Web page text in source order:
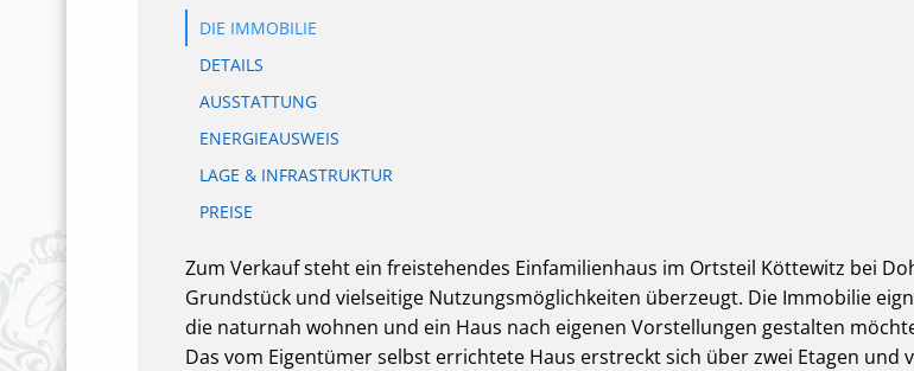
DIE IMMOBILIE
DETAILS
AUSSTATTUNG
ENERGIEAUSWEIS
LAGE & INFRASTRUKTUR
PREISE
Zum Verkauf steht ein freistehendes Einfamilienhaus im Ortsteil Köttewitz bei
Grundstück und vielseitige Nutzungsmöglichkeiten überzeugt. Die Immobilie
die naturnah wohnen und ein Haus nach eigenen Vorstellungen gestalten
Das vom Eigentümer selbst errichtete Haus erstreckt sich über zwei Etagen und